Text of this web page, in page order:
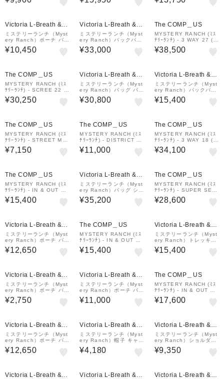
61507001000
ング 大型 防災 ギャラゲ
Victoria L-Breath &m
all店
ミステリーランチ（Myst
ery Ranch）ポーチ バッ
グ インディー 1976133
1131000
¥10,450
Victoria L-Breath &m
all店
ミステリーランチ（Myst
ery Ranch）バックパッ
ク リュック 登山 ハイキ
ング ウィメンズレイディ
¥33,000
The COMP＿US
MYSTERY RANCH (ﾐｽ
ﾃﾘｰﾗﾝﾁ) - 3 WAY 27 (ｽ
ﾘｰｳｪｲ 27)
¥38,500
The COMP＿US
MYSTERY RANCH (ﾐｽ
ﾃﾘｰﾗﾝﾁ) - SCREE 22 (ｽ
ｸﾘｰ 22)
¥30,250
Victoria L-Breath &m
all店
ミステリーランチ（Myst
ery Ranch）バッグ バッ
クパック リュック カタ
リスト26 ハマス 19761
¥30,800
Victoria L-Breath &m
all店
ミステリーランチ（Myst
ery Ranch）バックパッ
ク リュック 登山 ハイキ
ング インアンドアウト1
¥15,400
The COMP＿US
MYSTERY RANCH (ﾐｽ
ﾃﾘｰﾗﾝﾁ) - STREET MA
RKET (ｽﾄﾘｰﾄﾏｰｹｯﾄ)
¥7,150
The COMP＿US
MYSTERY RANCH (ﾐｽ
ﾃﾘｰﾗﾝﾁ) - DISTRICT 4
(ﾃﾞｨｽﾄﾘｸﾄ 4) Sedona
¥11,000
The COMP＿US
MYSTERY RANCH (ﾐｽ
ﾃﾘｰﾗﾝﾁ) - 3 WAY 18 (ｽ
ﾘｰｳｪｲ 18) Black
¥34,100
The COMP＿US
MYSTERY RANCH (ﾐｽ
ﾃﾘｰﾗﾝﾁ) - IN & OUT 18
(ｲﾝ & ｱｳﾄ 18)
¥15,400
Victoria L-Breath &m
all店
ミステリーランチ（Myst
ery Ranch）バッグ ショ
ルダー スリーウェイ27
19761574001000 ブラ
¥35,200
The COMP＿US
MYSTERY RANCH (ﾐｽ
ﾃﾘｰﾗﾝﾁ) - SUPER SET
(ｽｰﾊﾟｰｾｯﾄ 24)
¥28,600
Victoria L-Breath &m
all店
ミステリーランチ（Myst
ery Ranch）ポーチ バッ
グ ミッションコントロー
ルL 19761635065000
¥12,650
The COMP＿US
MYSTERY RANCH (ﾐｽ
ﾃﾘｰﾗﾝﾁ) - IN & OUT 18
(ｲﾝ & ｱｳﾄ 18)
¥15,400
Victoria L-Breath &m
all店
ミステリーランチ（Myst
ery Ranch）トレッキン
グバッグ ミッションスタ
ッフル45 ツイッグ 197
¥15,400
Victoria L-Breath &m
all店
ミステリーランチ（Myst
ery Ranch）ポーチ バッ
グ ボイドバッグS 1976
1645001000
¥2,750
Victoria L-Breath &m
all店
ミステリーランチ（Myst
ery Ranch）ポーチ バッ
グ ディストリクト4 ペブ
ル 19761507173000
¥11,000
The COMP＿US
MYSTERY RANCH (ﾐｽ
ﾃﾘｰﾗﾝﾁ) - IN & OUT 25
(ｲﾝ & ｱｳﾄ 25)
¥17,600
Victoria L-Breath &m
all店
ミステリーランチ（Myst
ery Ranch）ポーチ バッ
グ ミッションコントロー
ルL 19761635010000
¥12,650
Victoria L-Breath &m
all店
ミステリーランチ（Myst
ery Ranch）帽子 キャッ
プ トレッキング 登山 ロ
ゴロープハット ハマス 1
¥4,180
Victoria L-Breath &m
all店
ミステリーランチ（Myst
ery Ranch）ショルダー
バッグ ディストリクト2
Black 1976150800100
¥9,350
Victoria L-Breath &m
Victoria L-Breath &m
Victoria L-Breath &m